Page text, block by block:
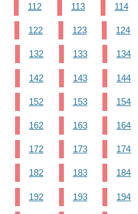
112 113 114
122 123 124
132 133 134
142 143 144
152 153 154
162 163 164
172 173 174
182 183 184
192 193 194